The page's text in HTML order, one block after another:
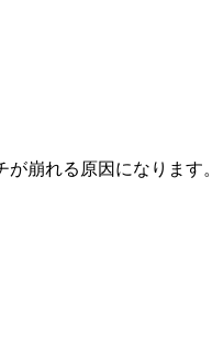
崩れる原因になります。